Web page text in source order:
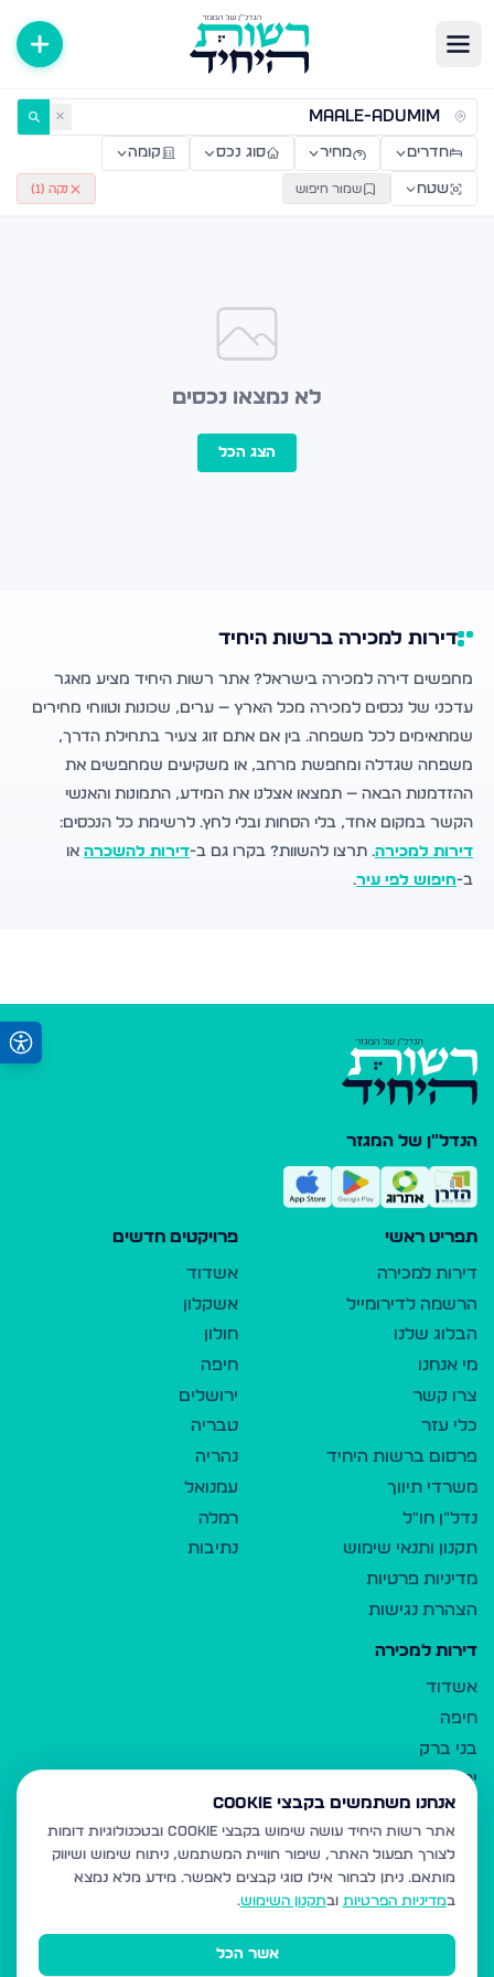
דירות למכירה ולהשכרה — רשות היחיד ✕
חדרים מחיר סוג נכס קומה
שטח שמור חיפוש נקה ( 1
)
לא נמצאו נכסים
הצג הכל
דירות למכירה ברשות היחיד
מחפשים דירה למכירה בישראל? אתר רשות היחיד מציע מאגר
עדכני של נכסים למכירה מכל הארץ — ערים, שכונות וטווחי מחירים
שמתאימים לכל משפחה. בין אם אתם זוג צעיר בתחילת הדרך,
משפחה שגדלה ומחפשת מרחב, או משקיעים שמחפשים את
ההזדמנות הבאה — תמצאו אצלנו את המידע, התמונות והאנשי
הקשר במקום אחד, בלי הסחות ובלי לחץ. לרשימת כל הנכסים:
דירות למכירה. תרצו להשוות? בקרו גם ב-דירות להשכרה או
ב-חיפוש לפי עיר.
הנדל"ן של המגזר
תפריט ראשי
דירות למכירה
הרשמה לדירומייל
הבלוג שלנו
מי אנחנו
צרו קשר
כלי עזר
פרסום ברשות היחיד
משרדי תיווך
נדל"ן חו"ל
תקנון ותנאי שימוש
מדיניות פרטיות
הצהרת נגישות
פרויקטים חדשים
אשדוד
אשקלון
חולון
חיפה
ירושלים
טבריה
נהריה
עמנואל
רמלה
נתיבות
דירות למכירה
אשדוד
חיפה
בני ברק
ירושלים
אלעד
גבעת זאב
בית שמש
רכסים
מודיעין עילית
אנחנו משתמשים בקבצי Cookie
אתר רשות היחיד עושה שימוש בקבצי Cookie ובטכנולוגיות דומות
לצורך תפעול האתר, שיפור חוויית המשתמש, ניתוח שימוש ושיווק
מותאם. ניתן לבחור אילו סוגי קבצים לאפשר. מידע מלא נמצא
במדיניות הפרטיות ובתקנון השימוש.
אשר הכל